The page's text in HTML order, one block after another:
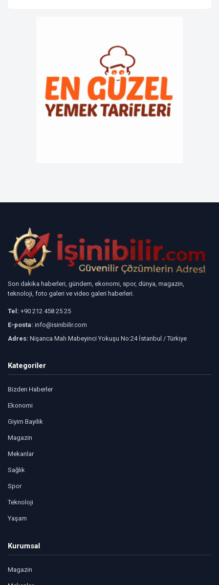
Son dakika haberleri, gündem, ekonomi, spor, dünya, magazin,
teknoloji, foto galeri ve video galeri haberleri.
Tel: +90 212 458 25 25
E-posta: info@isinibilir.com
Adres: Nişanca Mah Mabeyinci Yokuşu No:24 İstanbul / Türkiye
Kategoriler
Bizden Haberler
Ekonomi
Giyim Bayilik
Magazin
Mekanlar
Sağlık
Spor
Teknoloji
Yaşam
Kurumsal
Magazin